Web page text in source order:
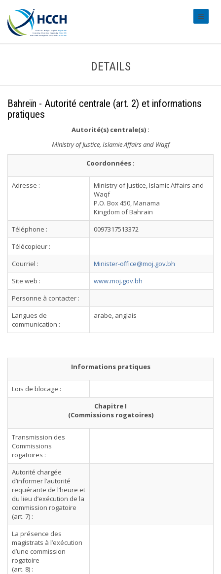
DETAILS
Bahreïn - Autorité centrale (art. 2) et informations
pratiques
Autorité(s) centrale(s) :
Ministry of Justice, Islamie Affairs and Wagf
Coordonnées :
Adresse :
Ministry of Justice, Islamic Affairs and
Waqf
P.O. Box 450, Manama
Kingdom of Bahrain
Téléphone :
0097317513372
Télécopieur :
Courriel :
Minister-office@moj.gov.bh
Site web :
www.moj.gov.bh
Personne à contacter :
Langues de
communication :
arabe, anglais
Informations pratiques
Lois de blocage :
Chapitre I
(Commissions rogatoires)
Transmission des
Commissions
rogatoires :
Autorité chargée
d’informer l’autorité
requérante de l’heure et
du lieu d’exécution de la
commission rogatoire
(art. 7) :
La présence des
magistrats à l’exécution
d’une commission
rogatoire
(art. 8) :